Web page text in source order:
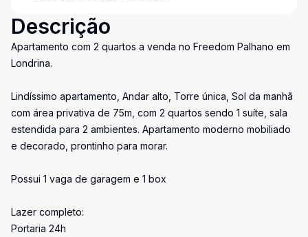
Descrição
Apartamento com 2 quartos a venda no Freedom Palhano em
Londrina.
Lindíssimo apartamento, Andar alto, Torre única, Sol da manhã
com área privativa de 75m, com 2 quartos sendo 1 suíte, sala
estendida para 2 ambientes. Apartamento moderno mobiliado
e decorado, prontinho para morar.
Possui 1 vaga de garagem e 1 box
Lazer completo:
Portaria 24h